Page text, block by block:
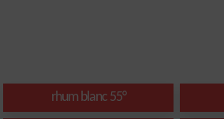
rhum blanc 55°